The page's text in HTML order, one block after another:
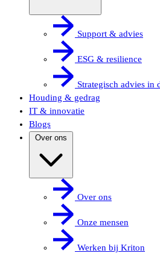
Support & advies
ESG & resilience
Strategisch advies in
Houding & gedrag
IT & innovatie
Blogs
Over ons
Over ons
Onze mensen
Werken bij Kriton